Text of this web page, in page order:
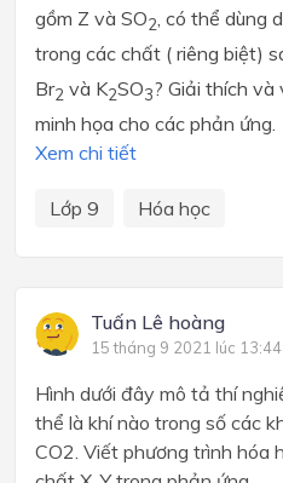
gồm Z và SO2 , có thể dùng
trong các chất ( riêng biệt)
Br2 và K2SO3? Giải thích
minh họa cho các phản ứng.
Xem chi tiết
Lớp 9 Hóa học
Tuấn Lê hoàng
15 tháng 9 2021 lúc 13:44
Hình dưới đây mô tả thí
thể là khí nào trong số các
CO2. Viết phương trình hóa